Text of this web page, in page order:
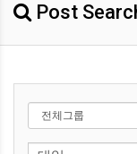
Post